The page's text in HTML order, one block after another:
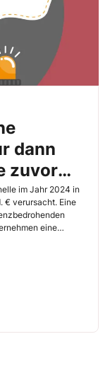
dann
zuvor
haben
im Jahr 2024 in
€ verursacht. Eine
eine
aktuelles Urteil